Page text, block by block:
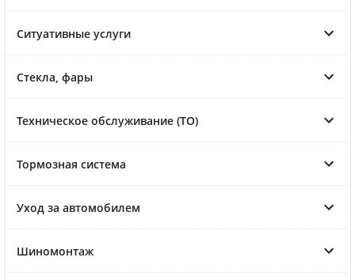
Ситуативные услуги
Стекла, фары
Техническое обслуживание (ТО)
Тормозная система
Уход за автомобилем
Шиномонтаж